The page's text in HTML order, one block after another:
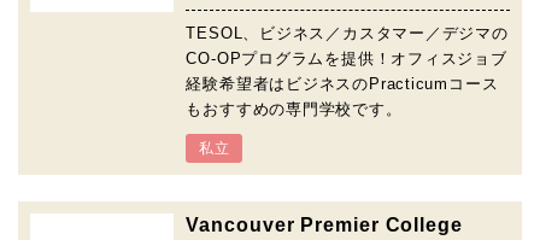
TESOL、ビジネス／カスタマー／デジマの
CO-OPプログラムを提供！オフィスジョブ
経験希望者はビジネスのPracticumコース
もおすすめの専門学校です。
私立
Vancouver Premier College